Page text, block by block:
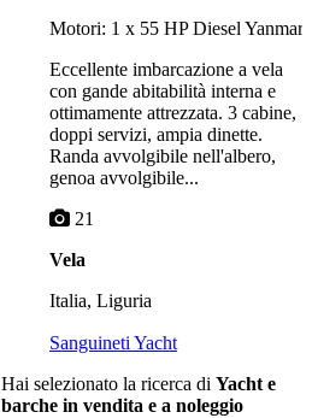
Motori: 1 x 55 HP Diesel Yanmar
Eccellente imbarcazione a vela
con gande abitabilità interna e
ottimamente attrezzata. 3 cabine,
doppi servizi, ampia dinette.
Randa avvolgibile nell'albero,
genoa avvolgibile...
21
Vela
Italia, Liguria
Sanguineti Yacht
Hai selezionato la ricerca di Yacht e
barche in vendita e a noleggio